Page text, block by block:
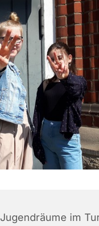
Jugendräume im